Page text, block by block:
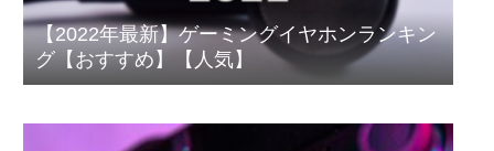
【2022年最新】ゲーミングイヤホンランキン
グ【おすすめ】【人気】